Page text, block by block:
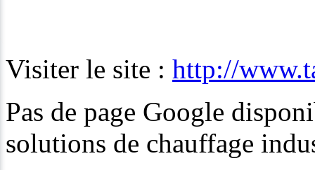
Visiter le site : http://
Pas de page Google
solutions de chauffage